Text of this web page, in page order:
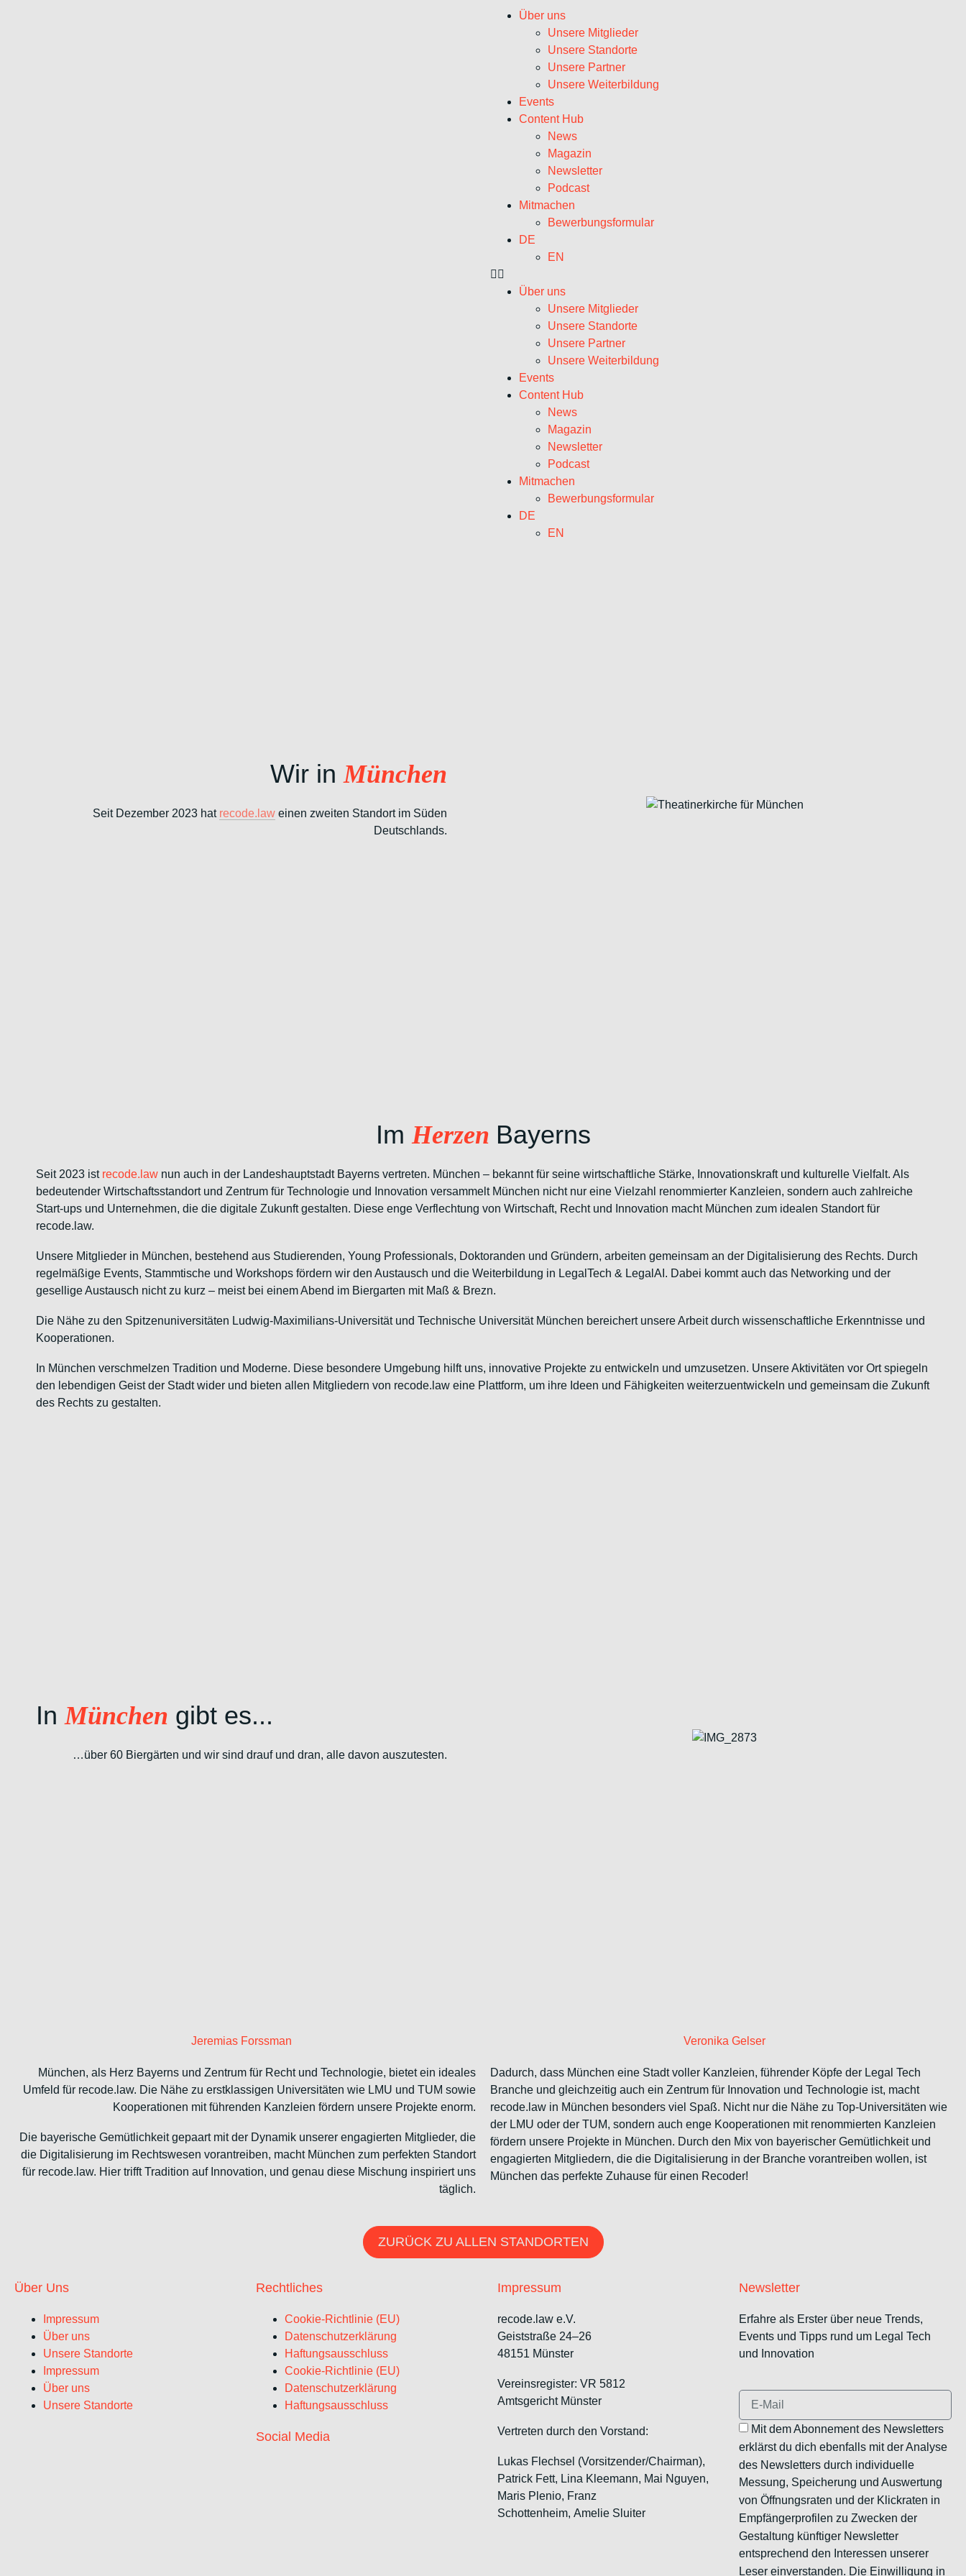
Über uns
Unsere Mitglieder
Unsere Standorte
Unsere Partner
Unsere Weiterbildung
Events
Content Hub
News
Magazin
Newsletter
Podcast
Mitmachen
Bewerbungsformular
DE
EN
Über uns
Unsere Mitglieder
Unsere Standorte
Unsere Partner
Unsere Weiterbildung
Events
Content Hub
News
Magazin
Newsletter
Podcast
Mitmachen
Bewerbungsformular
DE
EN
Wir in München
Seit Dezember 2023 hat recode.law einen zweiten Standort im Süden
Deutschlands.
Im Herzen Bayerns
Seit 2023 ist recode.law nun auch in der Landeshauptstadt Bayerns vertreten. München – bekannt für seine wirtschaftliche Stärke, Innovationskraft und kulturelle Vielfalt. Als
bedeutender Wirtschaftsstandort und Zentrum für Technologie und Innovation versammelt München nicht nur eine Vielzahl renommierter Kanzleien, sondern auch zahlreiche
Start-ups und Unternehmen, die die digitale Zukunft gestalten. Diese enge Verflechtung von Wirtschaft, Recht und Innovation macht München zum idealen Standort für
recode.law.
Unsere Mitglieder in München, bestehend aus Studierenden, Young Professionals, Doktoranden und Gründern, arbeiten gemeinsam an der Digitalisierung des Rechts. Durch
regelmäßige Events, Stammtische und Workshops fördern wir den Austausch und die Weiterbildung in LegalTech & LegalAI. Dabei kommt auch das Networking und der
gesellige Austausch nicht zu kurz – meist bei einem Abend im Biergarten mit Maß & Brezn.
Die Nähe zu den Spitzenuniversitäten Ludwig-Maximilians-Universität und Technische Universität München bereichert unsere Arbeit durch wissenschaftliche Erkenntnisse und
Kooperationen.
In München verschmelzen Tradition und Moderne. Diese besondere Umgebung hilft uns, innovative Projekte zu entwickeln und umzusetzen. Unsere Aktivitäten vor Ort spiegeln
den lebendigen Geist der Stadt wider und bieten allen Mitgliedern von recode.law eine Plattform, um ihre Ideen und Fähigkeiten weiterzuentwickeln und gemeinsam die Zukunft
des Rechts zu gestalten.
In München gibt es...
…über 60 Biergärten und wir sind drauf und dran, alle davon auszutesten.
Jeremias Forssman
München, als Herz Bayerns und Zentrum für Recht und Technologie, bietet ein ideales
Umfeld für recode.law. Die Nähe zu erstklassigen Universitäten wie LMU und TUM sowie
Kooperationen mit führenden Kanzleien fördern unsere Projekte enorm.
Die bayerische Gemütlichkeit gepaart mit der Dynamik unserer engagierten Mitglieder, die
die Digitalisierung im Rechtswesen vorantreiben, macht München zum perfekten Standort
für recode.law. Hier trifft Tradition auf Innovation, und genau diese Mischung inspiriert uns
täglich.
Veronika Gelser
Dadurch, dass München eine Stadt voller Kanzleien, führender Köpfe der Legal Tech
Branche und gleichzeitig auch ein Zentrum für Innovation und Technologie ist, macht
recode.law in München besonders viel Spaß. Nicht nur die Nähe zu Top-Universitäten wie
der LMU oder der TUM, sondern auch enge Kooperationen mit renommierten Kanzleien
fördern unsere Projekte in München. Durch den Mix von bayerischer Gemütlichkeit und
engagierten Mitgliedern, die die Digitalisierung in der Branche vorantreiben wollen, ist
München das perfekte Zuhause für einen Recoder!
ZURÜCK ZU ALLEN STANDORTEN
Über Uns
Impressum
Über uns
Unsere Standorte
Impressum
Über uns
Unsere Standorte
Rechtliches
Cookie-Richtlinie (EU)
Datenschutzerklärung
Haftungsausschluss
Cookie-Richtlinie (EU)
Datenschutzerklärung
Haftungsausschluss
Social Media
Impressum
recode.law e.V.
Geiststraße 24–26
48151 Münster
Vereinsregister: VR 5812
Amtsgericht Münster
Vertreten durch den Vorstand:
Lukas Flechsel (Vorsitzender/Chairman),
Patrick Fett, Lina Kleemann, Mai Nguyen,
Maris Plenio, Franz
Schottenheim, Amelie Sluiter
Newsletter
Erfahre als Erster über neue Trends,
Events und Tipps rund um Legal Tech
und Innovation
Mit dem Abonnement des Newsletters
erklärst du dich ebenfalls mit der Analyse
des Newsletters durch individuelle
Messung, Speicherung und Auswertung
von Öffnungsraten und der Klickraten in
Empfängerprofilen zu Zwecken der
Gestaltung künftiger Newsletter
entsprechend den Interessen unserer
Leser einverstanden. Die Einwilligung in